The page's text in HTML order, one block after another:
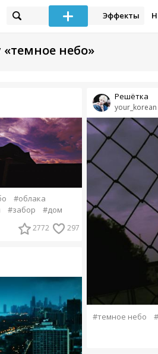
Эффекты
«темное небо»
#облака
#забор #дом
2772 297
your_korean
Решётка
#темное небо